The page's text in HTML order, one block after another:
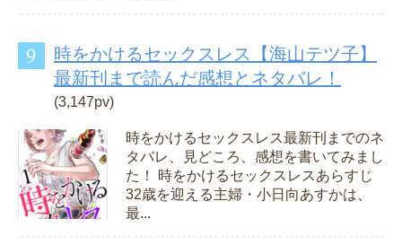
時をかけるセックスレス【海山テツ子】
最新刊まで読んだ感想とネタバレ！
(3,147pv)
時をかけるセックスレス最新刊までのネ
タバレ、見どころ、感想を書いてみまし
た！ 時をかけるセックスレスあらすじ
32歳を迎える主婦・小日向あすかは、
最...